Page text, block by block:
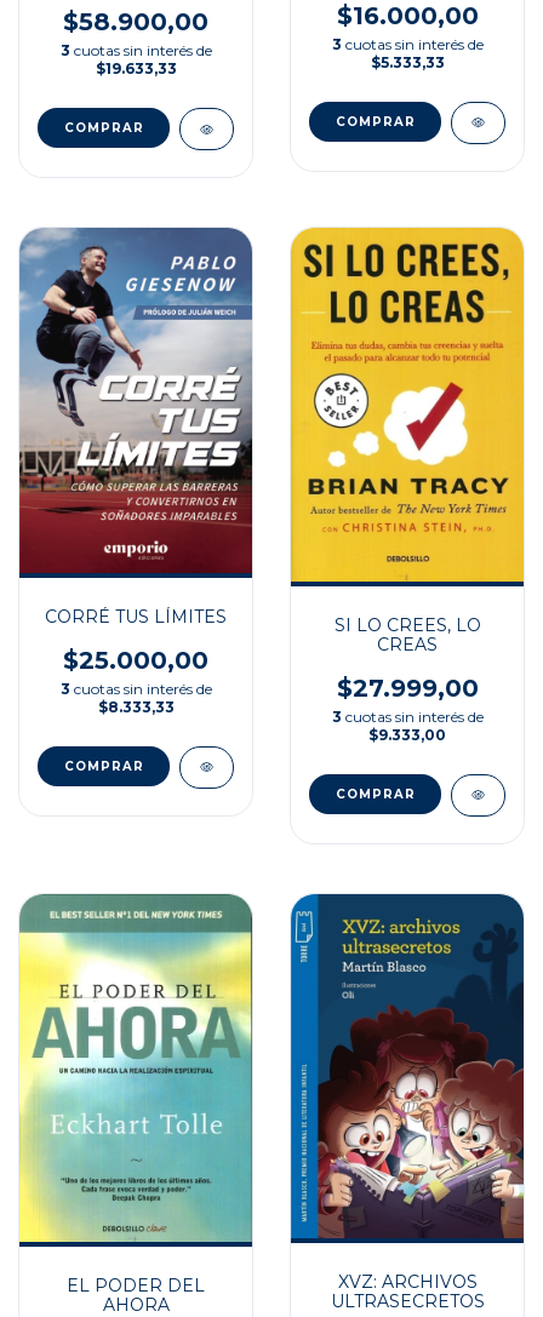
$58.900,00
3 cuotas sin interés de
$19.633,33
$16.000,00
3 cuotas sin interés de
$5.333,33
CORRÉ TUS LÍMITES
$25.000,00
3 cuotas sin interés de
$8.333,33
SI LO CREES, LO
CREAS
$27.999,00
3 cuotas sin interés de
$9.333,00
EL PODER DEL
AHORA
XVZ: ARCHIVOS
ULTRASECRETOS